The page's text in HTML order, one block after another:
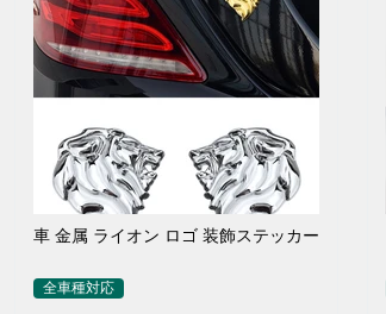
車 金属 ライオン ロゴ 装飾ステッカー
全車種対応